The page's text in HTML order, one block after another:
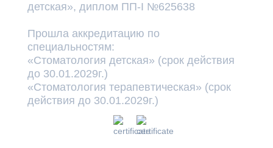
детская», диплом ПП-I №625638
Прошла аккредитацию по
специальностям:
«Стоматология детская» (срок действия
до 30.01.2029г.)
«Стоматология терапевтическая» (срок
действия до 30.01.2029г.)